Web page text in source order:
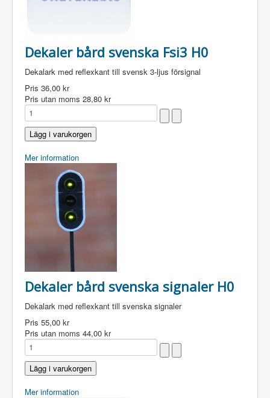
Dekaler bård svenska Fsi3 H0
Dekalark med reflexkant till svensk 3-ljus försignal
Pris 36,00 kr
Pris utan moms 28,80 kr
Mer information
Dekaler bård svenska signaler H0
Dekalark med reflexkant till svenska signaler
Pris 55,00 kr
Pris utan moms 44,00 kr
Mer information